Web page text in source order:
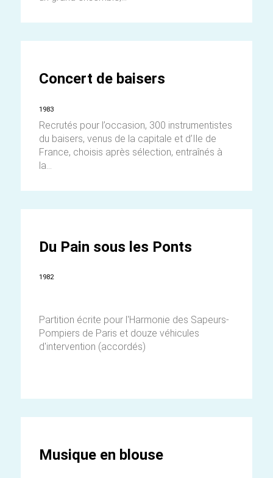
Concert de baisers
1983
Recrutés pour l’occasion, 300 instrumentistes
du baisers, venus de la capitale et d’Ile de
France, choisis après sélection, entraînés à
la...
Du Pain sous les Ponts
1982
Partition écrite pour l'Harmonie des Sapeurs-
Pompiers de Paris et douze véhicules
d'intervention (accordés)
Musique en blouse